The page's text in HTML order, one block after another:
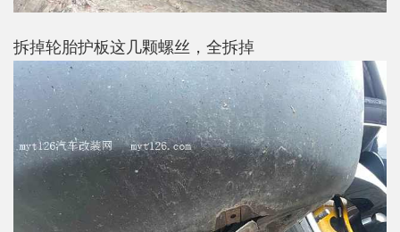
拆掉轮胎护板这几颗螺丝，全拆掉